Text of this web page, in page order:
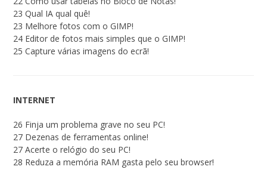
23 Qual IA qual quê!
23 Melhore fotos com o GIMP!
24 Editor de fotos mais simples que o GIMP!
25 Capture várias imagens do ecrã!
INTERNET
26 Finja um problema grave no seu PC!
27 Dezenas de ferramentas online!
27 Acerte o relógio do seu PC!
28 Reduza a memória RAM gasta pelo seu browser!